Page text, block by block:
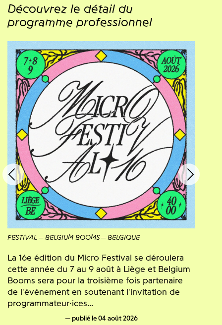
Découvrez le détail du
programme professionnel
FESTIVAL BELGIUM BOOMS BELGIQUE
La 16e édition du Micro Festival se déroulera
cette année du 7 au 9 août à Liège et Belgium
Booms sera pour la troisième fois partenaire
de l'événement en soutenant l'invitation de
programmateur·ices...
publié le 04 août 2026